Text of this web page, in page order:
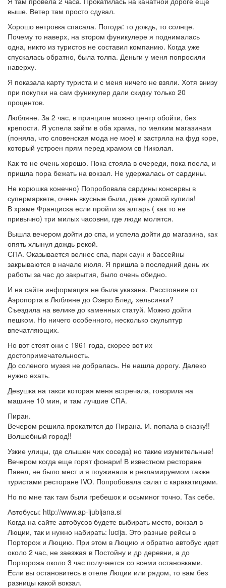
выше. Ветер там просто сдувал.
Хорошо ветровка спасала. Погода: то дождь, то солнце.
Почему то наверх, на втором фуникулере я поднималась
одна, никто из туристов не составил компанию. Когда уже
спускалась обратно, была толпа. Деньги у меня попросили
наверху.
Я показала карту туриста и с меня ничего не взяли. Хотя внизу
при покупки на сам фуникулер дали скидку только 20
процентов.
Любляне. За 2 час, в принципе можно центр обойти, без
крепости. Я успела зайти в оба храма, по мелким магазинам
(поняла, что словенская мода не мое) и застряла на фуд коре,
который устроен прям перед храмом св Николая.
Как то не очень хорошо. Пока стояла в очереди, пока поела, и
пришла пора бежать на вокзал. Не удержалась от сардины.
Не корюшка конечно) Попробовала сардины консервы в
супермаркете, очень вкусные были, даже домой купила!
В храме Франциска если пройти за алтарь ( как то не
привычно) три милых часовни, где люди молятся.
Вышла вечером дойти до спа, и успела дойти до магазина, как
опять хлынул дождь рекой.
СПА. Оказывается велнес спа, парк саун и бассейны
закрываются в начале июля. Я пришла в последний день их
работы за час до закрытия, было очень обидно.
И на сайте информация не была указана. Расстояние от
Аэропорта в Любляне до Озеро Блед, хельсинки?
Съездила на велике до каменных статуй. Можно дойти
пешком. Но ничего особенного, несколько скульптур
впечатляющих.
Но вот стоят они с 1961 года, скорее вот их
достопримечательность.
До соленого музея не добралась. Не нашла дорогу. Далеко
нужно ехать.
Девушка на такси которая меня встречала, говорила на
машине 10 мин, и там лучшие СПА.
Пиран.
Вечером решила прокатится до Пирана. И. попала в сказку!!
Волшебный город!!
Узкие улицы, где слышен чих соседа) но такие изумительные!
Вечером когда еще горят фонари! В известном ресторане
Павел, не было мест и я поужинала в рекламируемом также
туристами ресторане IVO. Попробовала салат с каракатицами.
Но по мне так там были гребешок и осьминог точно. Так себе.
Автобусы: http://www.ap-ljubljana.si
Когда на сайте автобусов будете выбирать место, вокзал в
Люции, так и нужно набирать: lucija. Это разные рейсы в
Порторож и Люцию. При этом в Люцию и обратно автобус идет
около 2 час, не заезжая в Постойну и др деревни, а до
Порторожа около 3 час получается со всеми остановками.
Если вы остановитесь в отеле Люции или рядом, то вам без
разницы какой вокзал.